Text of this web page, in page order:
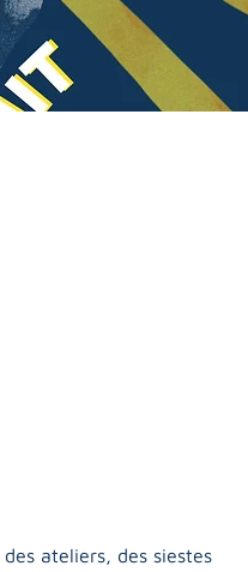
ateliers, des siestes